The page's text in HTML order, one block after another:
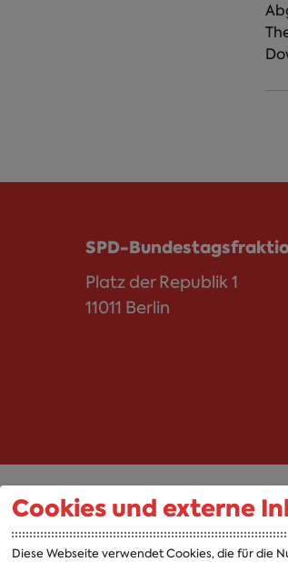
SPD-
Platz der Republik 1
11011 Berlin
Abgeordnete
Cookies und externe
Diese Webseite verwendet Cookies, die für die